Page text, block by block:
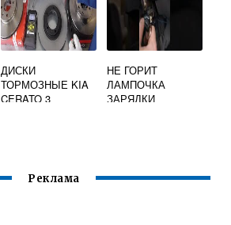
ДИСКИ
ТОРМОЗНЫЕ KIA
CERATO 3
НЕ ГОРИТ
ЛАМПОЧКА
ЗАРЯДКИ
Реклама